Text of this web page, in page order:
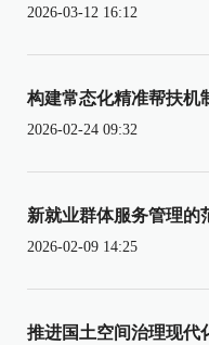
2026-03-12 16:12
构建常态化精准帮扶机
2026-02-24 09:32
新就业群体服务管理的
2026-02-09 14:25
推进国土空间治理现代